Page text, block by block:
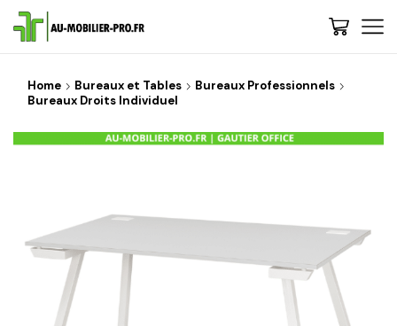
Home Bureaux et Tables
Bureaux Professionnels
Bureaux Droits Individuel